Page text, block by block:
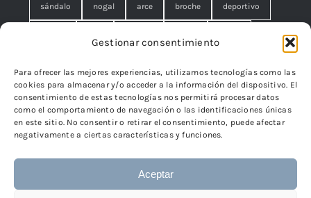
Gestionar consentimiento
Para ofrecer las mejores experiencias, utilizamos tecnologías como las
cookies para almacenar y/o acceder a la información del dispositivo. El
consentimiento de estas tecnologías nos permitirá procesar datos
como el comportamiento de navegación o las identificaciones únicas
en este sitio. No consentir o retirar el consentimiento, puede afectar
negativamente a ciertas características y funciones.
Aceptar
sándalo nogal arce broche deportivo
brazalete cuadrado rombo filigrana. broche
cisne edelweiss